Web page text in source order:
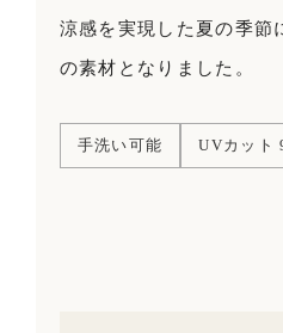
涼感を実現した夏の季節
の素材となりました。
手洗い可能 UVカット